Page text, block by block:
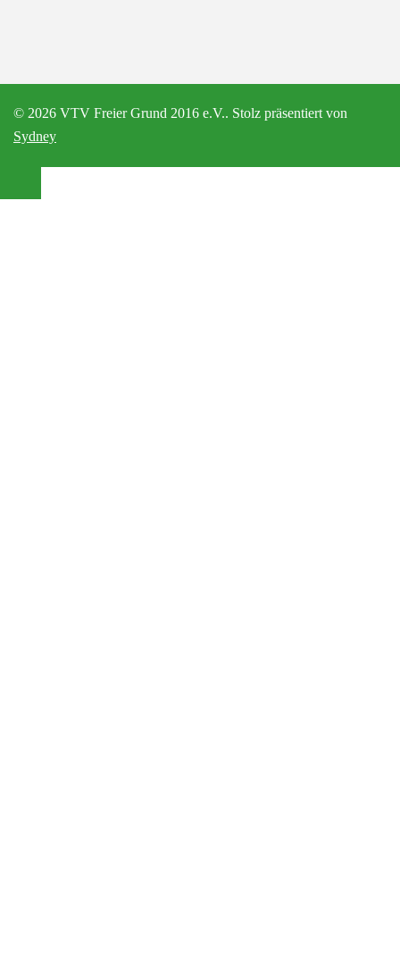
© 2026 VTV Freier Grund 2016 e.V.. Stolz präsentiert von
Sydney